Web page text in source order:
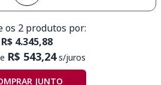
os 2 produtos por:
R$ 4.345,88
R$ 543,24s/juros
JUNTO